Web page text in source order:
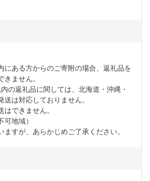
にある方からのご寄附の場合、返礼品を
きません。
の返礼品に関しては、北海道・沖縄・
送は対応しておりません。
できません。
地域）
ますが、あらかじめご了承ください。